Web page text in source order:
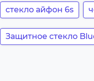
стекло айфон 6s
Защитное стекло